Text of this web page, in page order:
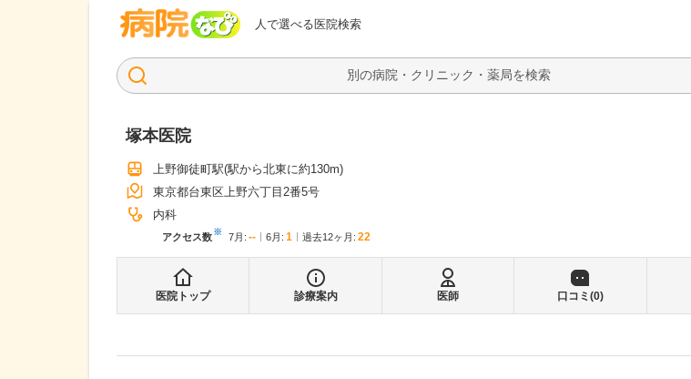
人で選べる医院検索
病院なび
検索
塚本医院
上野御徒町駅(駅から北東に約130m)
東京都台東区上野六丁目2番5号
内科
アクセス数※ 7月 : -- 6月 : 1 過去12ヶ月: 22
医院トップ 診療案内 医師 口コミ(0)